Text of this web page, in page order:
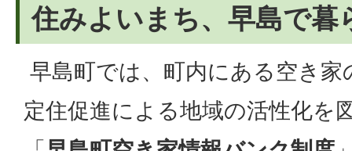
住みよいまち、早島で暮
早島町では、町内にある空き
定住促進による地域の活性化を